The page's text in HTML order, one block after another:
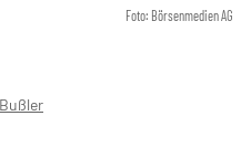
Foto: Börsenmedien AG